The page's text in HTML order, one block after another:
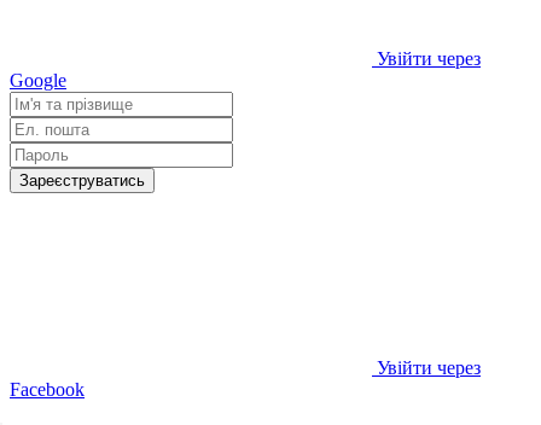
Увійти через
Google
Зареєструватись
Увійти через
Facebook